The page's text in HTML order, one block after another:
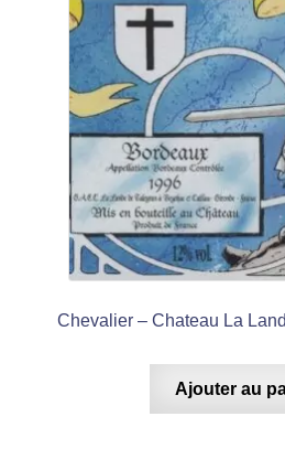
Chevalier – Chateau La
Ajouter au